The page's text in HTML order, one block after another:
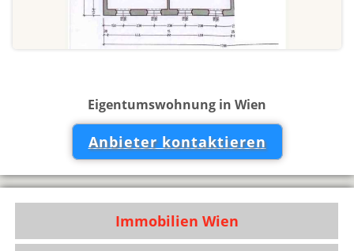
Eigentumswohnung in Wien
Anbieter kontaktieren
Immobilien Wien